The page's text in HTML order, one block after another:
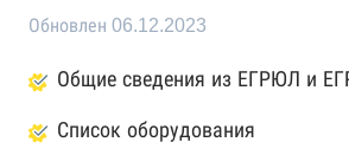
Обновлен 06.12.2023
Общие сведения из ЕГРЮЛ и
Список оборудования